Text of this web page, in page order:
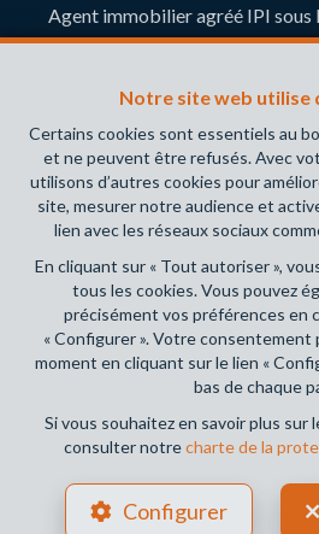
Notre site web utilise
Certains cookies sont essentiels au
et ne peuvent être refusés. Avec
utilisons d’autres cookies pour
site, mesurer notre audience et
lien avec les réseaux sociaux
En cliquant sur « Tout autoriser »,
tous les cookies. Vous pouvez
précisément vos préférences en
« Configurer ». Votre
moment en cliquant sur le lien «
bas de chaque
Si vous souhaitez en savoir plus sur
consulter notrecharte de la
Configurer
Agent immobilier agréé IPI sous
Belgique- Instance de contrôle:
(+32 2 505 38 50 -
déontologique
RC professionnelle et
Place du Trône 1, 1000 Bruxelles
Couverture valable pour les
Conditions générales d'utilisation du site
Charte de la protection de la vie privée
Configuration des cookies
POWERED BY